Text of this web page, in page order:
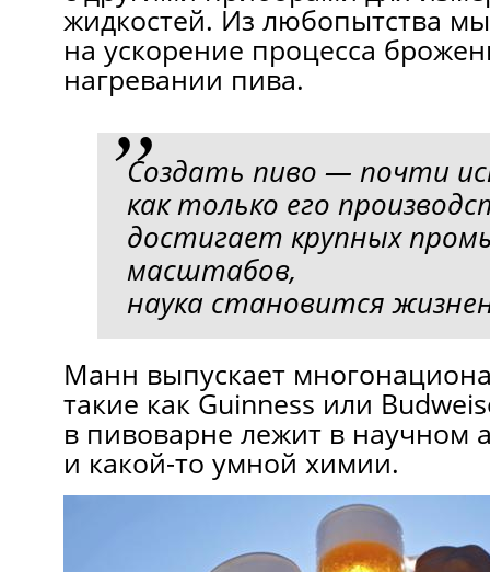
жидкостей. Из любопытства
на ускорение процесса
нагревании пива.
Создать пиво — почти
как только его
достигает крупных
масштабов,
наука становится
Манн выпускает
такие кaк Guinness или
в пивоварне лежит в научном
и какой-то умной химии.